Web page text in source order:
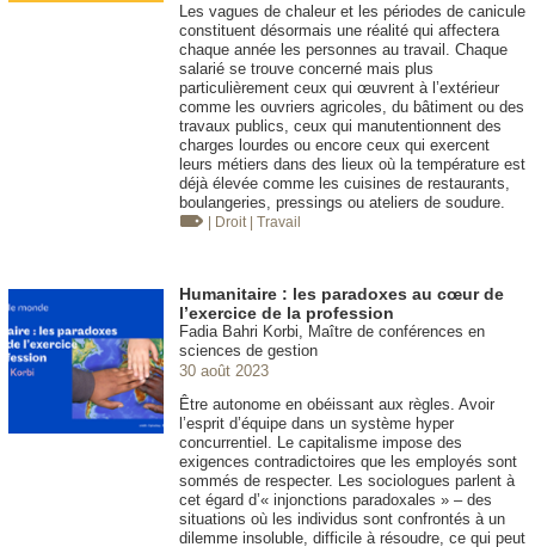
Les vagues de chaleur et les périodes de canicule
constituent désormais une réalité qui affectera
chaque année les personnes au travail. Chaque
salarié se trouve concerné mais plus
particulièrement ceux qui œuvrent à l’extérieur
comme les ouvriers agricoles, du bâtiment ou des
travaux publics, ceux qui manutentionnent des
charges lourdes ou encore ceux qui exercent
leurs métiers dans des lieux où la température est
déjà élevée comme les cuisines de restaurants,
boulangeries, pressings ou ateliers de soudure.
| Droit | Travail
Humanitaire : les paradoxes au cœur de
l’exercice de la profession
Fadia Bahri Korbi, Maître de conférences en
sciences de gestion
30 août 2023
Être autonome en obéissant aux règles. Avoir
l’esprit d’équipe dans un système hyper
concurrentiel. Le capitalisme impose des
exigences contradictoires que les employés sont
sommés de respecter. Les sociologues parlent à
cet égard d’« injonctions paradoxales » – des
situations où les individus sont confrontés à un
dilemme insoluble, difficile à résoudre, ce qui peut